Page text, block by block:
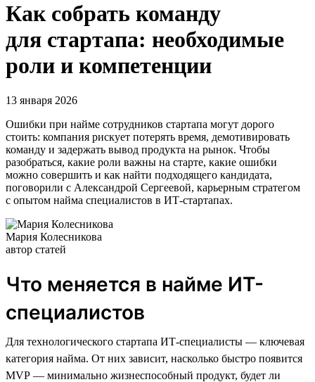
Как собрать команду
для стартапа: необходимые
роли и компетенции
13 января 2026
Ошибки при найме сотрудников стартапа могут дорого
стоить: компания рискует потерять время, демотивировать
команду и задержать вывод продукта на рынок. Чтобы
разобраться, какие роли важны на старте, какие ошибки
можно совершить и как найти подходящего кандидата,
поговорили с Александрой Сергеевой, карьерным стратегом
с опытом найма специалистов в ИТ-стартапах.
Мария Колесникова
автор статей
Что меняется в найме ИТ-
специалистов
Для технологического стартапа ИТ-специалисты — ключевая
категория найма. От них зависит, насколько быстро появится
MVP — минимально жизнеспособный продукт, будет ли